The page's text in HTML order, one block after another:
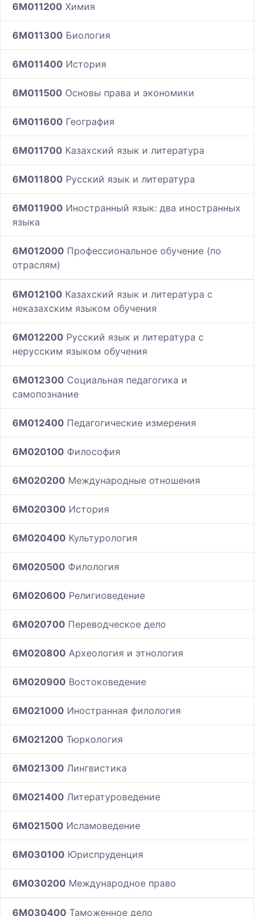
6M011200 Химия
6M011300 Биология
6M011400 История
6M011500 Основы права и экономики
6M011600 География
6M011700 Казахский язык и литература
6M011800 Русский язык и литература
6M011900 Иностранный язык: два иностранных
языка
6M012000 Профессиональное обучение (по
отраслям)
6M012100 Казахский язык и литература с
неказахским языком обучения
6M012200 Русский язык и литература с
нерусским языком обучения
6M012300 Социальная педагогика и
самопознание
6M012400 Педагогические измерения
6M020100 Философия
6M020200 Международные отношения
6M020300 История
6M020400 Культурология
6M020500 Филология
6M020600 Религиоведение
6M020700 Переводческое дело
6M020800 Археология и этнология
6M020900 Востоковедение
6M021000 Иностранная филология
6M021200 Тюркология
6M021300 Лингвистика
6M021400 Литературоведение
6M021500 Исламоведение
6M030100 Юриспруденция
6M030200 Международное право
6M030400 Таможенное дело